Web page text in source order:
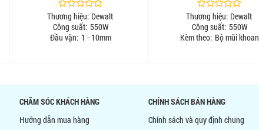
Thương hiệu: Dewalt
Công suất: 550W
Đầu vặn: 1 - 10mm
Thương hiệu: Dewalt
Công suất: 550W
Kèm theo: Bộ mũi khoan
CHĂM SÓC KHÁCH HÀNG
Hướng dẫn mua hàng
CHÍNH SÁCH BÁN HÀNG
Chính sách và quy định chung